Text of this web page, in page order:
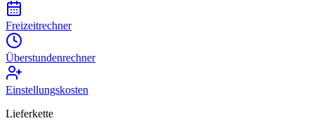
Freizeitrechner
Überstundenrechner
Einstellungskosten
Lieferkette